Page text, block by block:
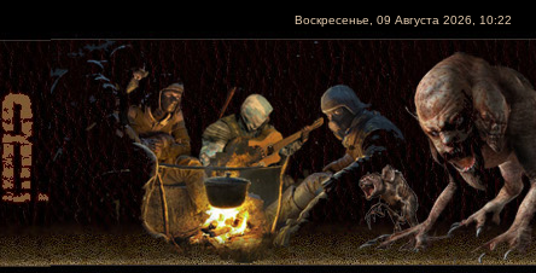
Воскресенье, 09 Августа 2026, 10:22